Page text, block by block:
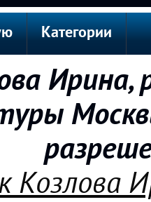
Категории
Ирина,
Козлова